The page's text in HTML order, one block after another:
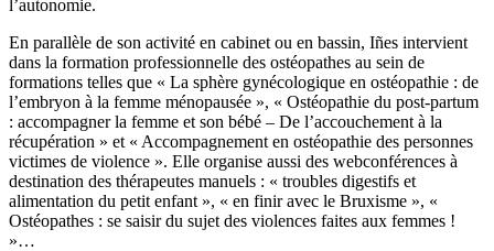
l’autonomie.
En parallèle de son activité en cabinet ou en bassin, Iñes intervient
dans la formation professionnelle des ostéopathes au sein de
formations telles que « La sphère gynécologique en ostéopathie : de
l’embryon à la femme ménopausée », « Ostéopathie du post-partum
: accompagner la femme et son bébé – De l’accouchement à la
récupération » et « Accompagnement en ostéopathie des personnes
victimes de violence ». Elle organise aussi des webconférences à
destination des thérapeutes manuels : « troubles digestifs et
alimentation du petit enfant », « en finir avec le Bruxisme », «
Ostéopathes : se saisir du sujet des violences faites aux femmes !
»…